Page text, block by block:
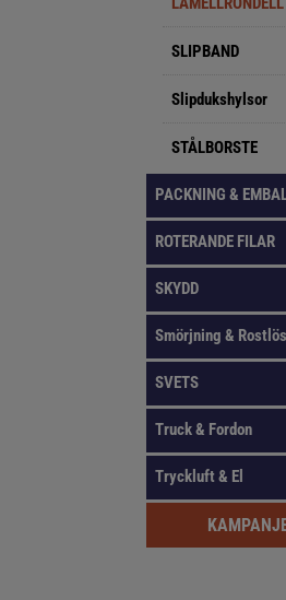
SLIPBAND
Slipdukshylsor
STÅLBORSTE
PACKNING &
ROTERANDE FILAR
SKYDD
Smörjning &
SVETS
Truck & Fordon
Tryckluft & El